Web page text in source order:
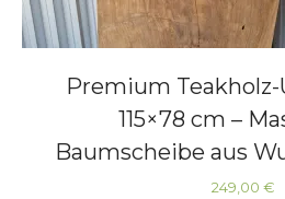
Premium
115×78 cm –
Baumscheibe aus
DIY &249,00 €